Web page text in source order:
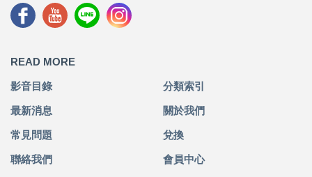
READ MORE
影音目錄 分類索引
最新消息 關於我們
常見問題 兌換
聯絡我們 會員中心